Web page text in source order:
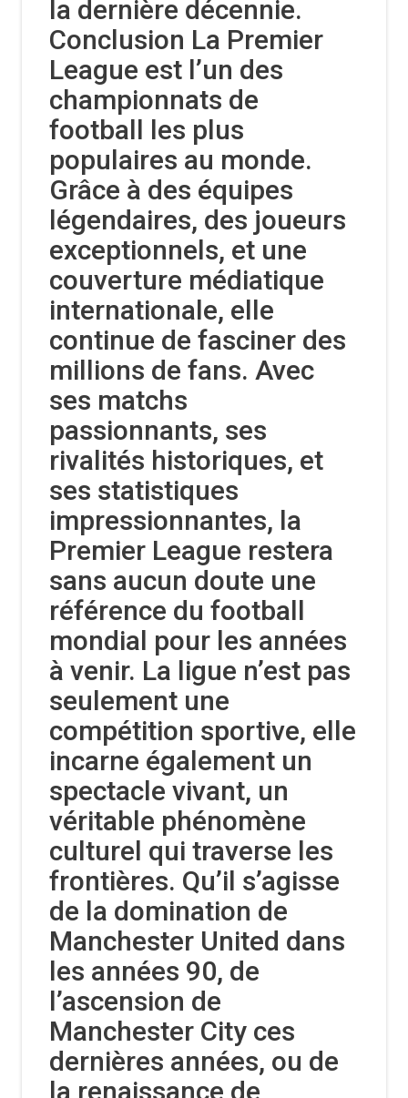
la dernière décennie.
Conclusion La Premier
League est l’un des
championnats de
football les plus
populaires au monde.
Grâce à des équipes
légendaires, des joueurs
exceptionnels, et une
couverture médiatique
internationale, elle
continue de fasciner des
millions de fans. Avec
ses matchs
passionnants, ses
rivalités historiques, et
ses statistiques
impressionnantes, la
Premier League restera
sans aucun doute une
référence du football
mondial pour les années
à venir. La ligue n’est pas
seulement une
compétition sportive, elle
incarne également un
spectacle vivant, un
véritable phénomène
culturel qui traverse les
frontières. Qu’il s’agisse
de la domination de
Manchester United dans
les années 90, de
l’ascension de
Manchester City ces
dernières années, ou de
la renaissance de